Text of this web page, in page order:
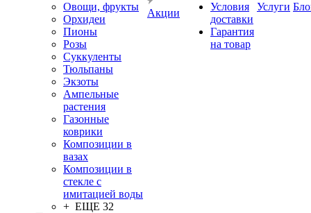
Овощи, фрукты
Орхидеи
Пионы
Розы
Суккуленты
Тюльпаны
Экзоты
Ампельные
растения
Газонные
коврики
Композиции в
вазах
Композиции в
стекле с
имитацией воды
+ ЕЩЕ 32
Акции
Условия
доставки
Гарантия
на товар
Услуги